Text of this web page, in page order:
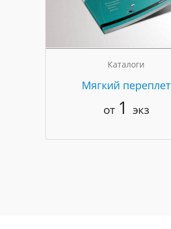
Каталоги
Мягкий переплет
от 1 экз